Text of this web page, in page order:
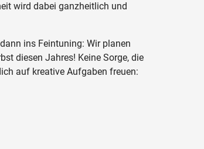
wird dabei ganzheitlich und
ins Feintuning: Wir planen
diesen Jahres! Keine Sorge, die
auf kreative Aufgaben freuen: